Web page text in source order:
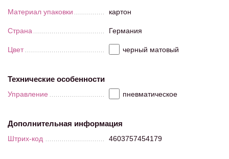
Материал упаковки картон
Страна Германия
Цвет черный матовый
Технические особенности
Управление пневматическое
Дополнительная информация
Штрих-код 4603757454179